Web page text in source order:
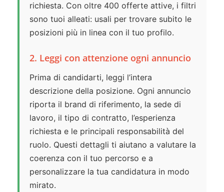
richiesta. Con oltre 400 offerte attive, i filtri
sono tuoi alleati: usali per trovare subito le
posizioni più in linea con il tuo profilo.
2. Leggi con attenzione ogni annuncio
Prima di candidarti, leggi l’intera
descrizione della posizione. Ogni annuncio
riporta il brand di riferimento, la sede di
lavoro, il tipo di contratto, l’esperienza
richiesta e le principali responsabilità del
ruolo. Questi dettagli ti aiutano a valutare la
coerenza con il tuo percorso e a
personalizzare la tua candidatura in modo
mirato.